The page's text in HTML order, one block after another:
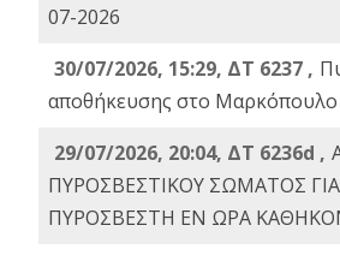
07-2026
30/07/2026, 15:29, ΔΤ 6237 ,
αποθήκευσης στο Μαρκόπουλο
29/07/2026, 20:04, ΔΤ 6236d ,
ΠΥΡΟΣΒΕΣΤΙΚΟΥ ΣΩΜΑΤΟΣ
ΠΥΡΟΣΒΕΣΤΗ ΕΝ ΩΡΑ